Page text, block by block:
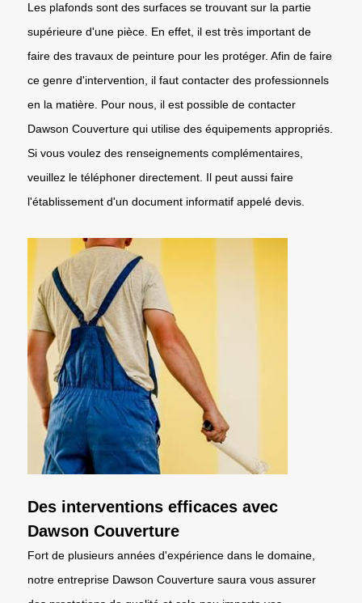
Les plafonds sont des surfaces se trouvant sur la partie
supérieure d'une pièce. En effet, il est très important de
faire des travaux de peinture pour les protéger. Afin de faire
ce genre d'intervention, il faut contacter des professionnels
en la matière. Pour nous, il est possible de contacter
Dawson Couverture qui utilise des équipements appropriés.
Si vous voulez des renseignements complémentaires,
veuillez le téléphoner directement. Il peut aussi faire
l'établissement d'un document informatif appelé devis.
Des interventions efficaces avec
Dawson Couverture
Fort de plusieurs années d'expérience dans le domaine,
notre entreprise Dawson Couverture saura vous assurer